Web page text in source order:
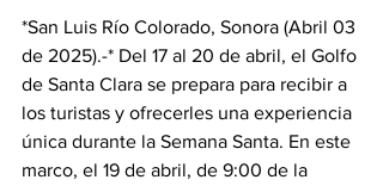
*San Luis Río Colorado, Sonora (Abril 03
de 2025).-* Del 17 al 20 de abril, el Golfo
de Santa Clara se prepara para recibir a
los turistas y ofrecerles una experiencia
única durante la Semana Santa. En este
marco, el 19 de abril, de 9:00 de la